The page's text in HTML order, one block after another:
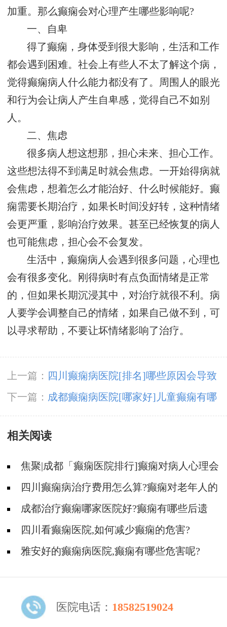
加重。那么癫痫会对心理产生哪些影响呢?
一、自卑
得了癫痫，身体受到很大影响，生活和工作
都会遇到困难。社会上有些人不太了解这个病，
觉得癫痫病人什么能力都没有了。周围人的眼光
和行为会让病人产生自卑感，觉得自己不如别
人。
二、焦虑
很多病人想这想那，担心未来、担心工作。
这些想法得不到满足时就会焦虑。一开始得病就
会焦虑，想着怎么才能治好、什么时候能好。癫
痫需要长期治疗，如果长时间没好转，这种情绪
会更严重，影响治疗效果。甚至已经恢复的病人
也可能焦虑，担心会不会复发。
生活中，癫痫病人会遇到很多问题，心理也
会有很多变化。刚得病时有点负面情绪是正常
的，但如果长期沉浸其中，对治疗就很不利。病
人要学会调整自己的情绪，如果自己做不到，可
以寻求帮助，不要让坏情绪影响了治疗。
上一篇：
四川癫痫病医院[排名]哪些原因会导致
抽搐?
下一篇： 成都癫痫病医院[哪家好]儿童癫痫有哪
些治疗方法?
相关阅读
焦聚|成都「癫痫医院排行]癫痫对病人心理会
有何影响?
四川癫痫病治疗费用怎么算?癫痫对老年人的
危害有哪些?
成都治疗癫痫哪家医院好?癫痫有哪些后遗
症? 四川看癫痫医院,如何减少癫痫的危害?
雅安好的癫痫病医院,癫痫有哪些危害呢?
医院电话： 18582519024